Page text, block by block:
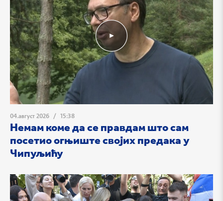
04.август 2026 / 15:38
Немам коме да се правдам што сам
посетио огњиште својих предака у
Чипуљићу